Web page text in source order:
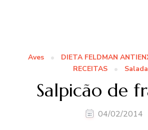
Aves
DIETA FELDMAN
RECEITAS
Salpicão de
04/02/2014